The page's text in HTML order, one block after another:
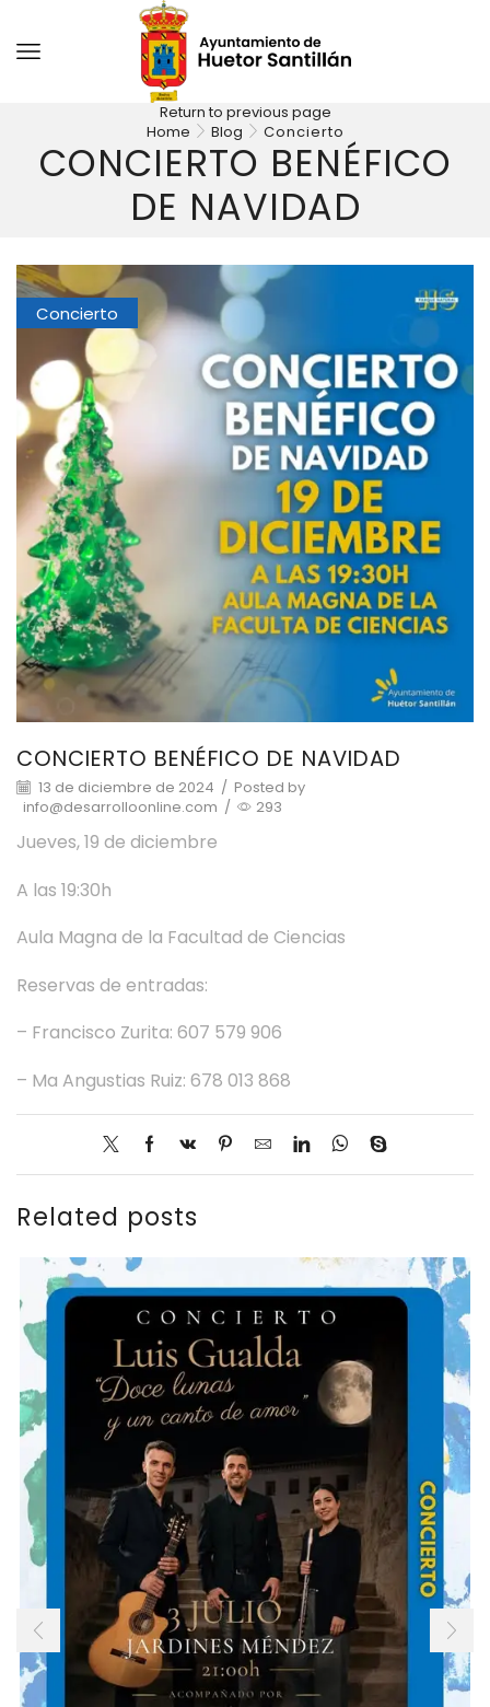
Return to previous page
Home
Blog Concierto
CONCIERTO BENÉFICO
DE NAVIDAD
Concierto
CONCIERTO BENÉFICO DE NAVIDAD
13 de diciembre de 2024 / Posted by
info@desarrolloonline.com / 293
Jueves, 19 de diciembre
A las 19:30h
Aula Magna de la Facultad de Ciencias
Reservas de entradas:
– Francisco Zurita: 607 579 906
– Ma Angustias Ruiz: 678 013 868
Related posts